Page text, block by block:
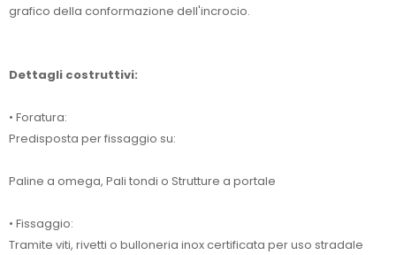
grafico della conformazione dell'incrocio.
Dettagli costruttivi:
• Foratura:
Predisposta per fissaggio su:
Paline a omega, Pali tondi o Strutture a portale
• Fissaggio:
Tramite viti, rivetti o bulloneria inox certificata per uso stradale